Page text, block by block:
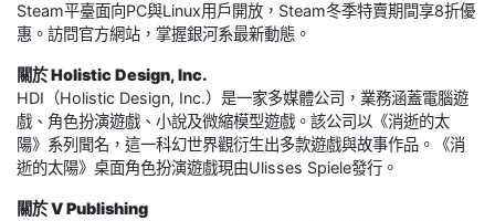
Steam平臺面向PC與Linux用戶開放，Steam冬季特賣期間享8折優
惠。訪問官方網站，掌握銀河系最新動態。
關於 Holistic Design, Inc.
HDI（Holistic Design, Inc.）是一家多媒體公司，業務涵蓋電腦遊
戲、角色扮演遊戲、小說及微縮模型遊戲。該公司以《消逝的太
陽》系列聞名，這一科幻世界觀衍生出多款遊戲與故事作品。《消
逝的太陽》桌面角色扮演遊戲現由Ulisses Spiele發行。
關於 V Publishing